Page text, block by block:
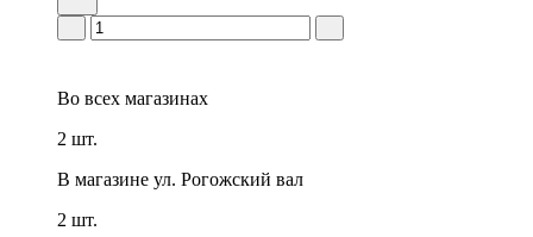
Во всех магазинах
2 шт.
В магазине ул. Рогожский вал
2 шт.